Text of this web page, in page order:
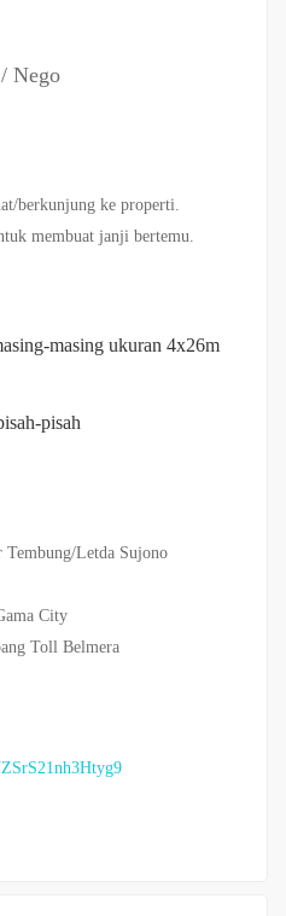
/ Nego
berkunjung ke properti.
membuat janji bertemu.
masing ukuran 4x26m
pisah
Tembung/Letda Sujono
City
Toll Belmera